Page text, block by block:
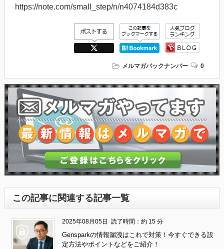
https://note.com/small_step/n/n4074184d383c
メルマガバックナンバー 0
この記事に関連する記事一覧
2025年08月05日読了時間：約 15 分
Gensparkの情報漏洩はこれで対策！今すぐできる設
定方法やポイントなどをご紹介！